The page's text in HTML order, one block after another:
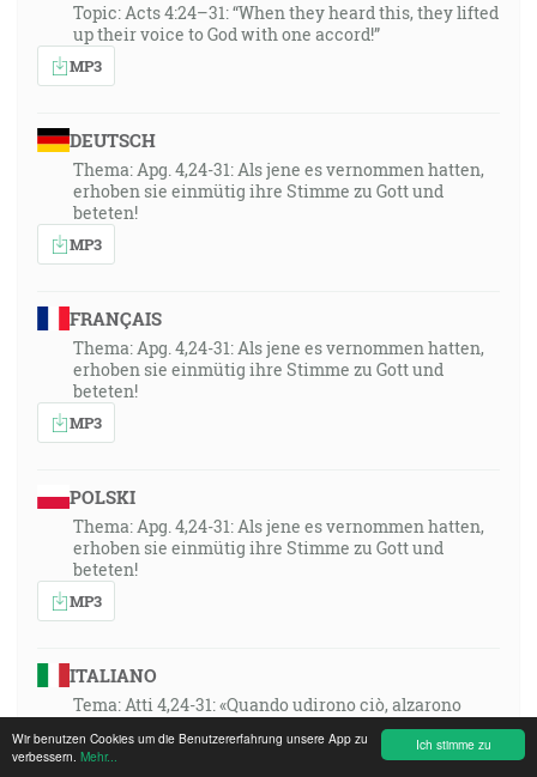
Ich stimme zu
Wir benutzen Cookies um die Benutzererfahrung unsere App zu
verbessern. Mehr...
Topic: Acts 4:24–31: “When they heard this, they lifted
up their voice to God with one accord!”
MP3
DEUTSCH
Thema: Apg. 4,24-31: Als jene es vernommen hatten,
erhoben sie einmütig ihre Stimme zu Gott und
beteten!
MP3
FRANÇAIS
Thema: Apg. 4,24-31: Als jene es vernommen hatten,
erhoben sie einmütig ihre Stimme zu Gott und
beteten!
MP3
POLSKI
Thema: Apg. 4,24-31: Als jene es vernommen hatten,
erhoben sie einmütig ihre Stimme zu Gott und
beteten!
MP3
ITALIANO
Tema: Atti 4,24-31: «Quando udirono ciò, alzarono
MP3